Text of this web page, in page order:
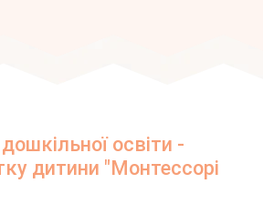
освіти -
дитини "Монтессорі